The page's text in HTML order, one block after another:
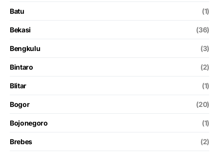
Batu (1)
Bekasi (36)
Bengkulu (3)
Bintaro (2)
Blitar (1)
Bogor (20)
Bojonegoro (1)
Brebes (2)